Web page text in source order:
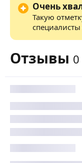
Очень
Такую
Отзывы 0